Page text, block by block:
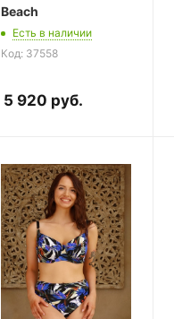
Beach
Есть в наличии
Код: 37558
5 920 руб.